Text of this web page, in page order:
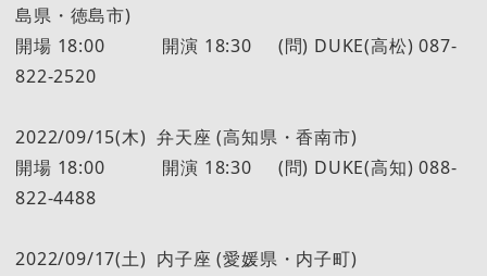
島県・徳島市)
開場 18:00 開演 18:30 (問) DUKE(高松) 087-
822-2520
2022/09/15(木) 弁天座 (高知県・香南市)
開場 18:00 開演 18:30 (問) DUKE(高知) 088-
822-4488
2022/09/17(土) 内子座 (愛媛県・内子町)